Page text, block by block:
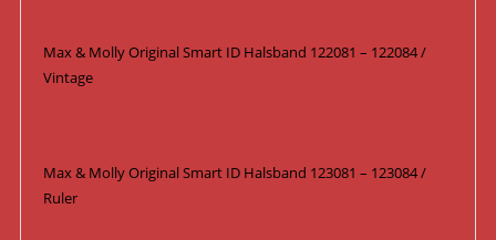
Max & Molly Original Smart ID Halsband 122081 – 122084 /
Vintage
Max & Molly Original Smart ID Halsband 123081 – 123084 /
Ruler